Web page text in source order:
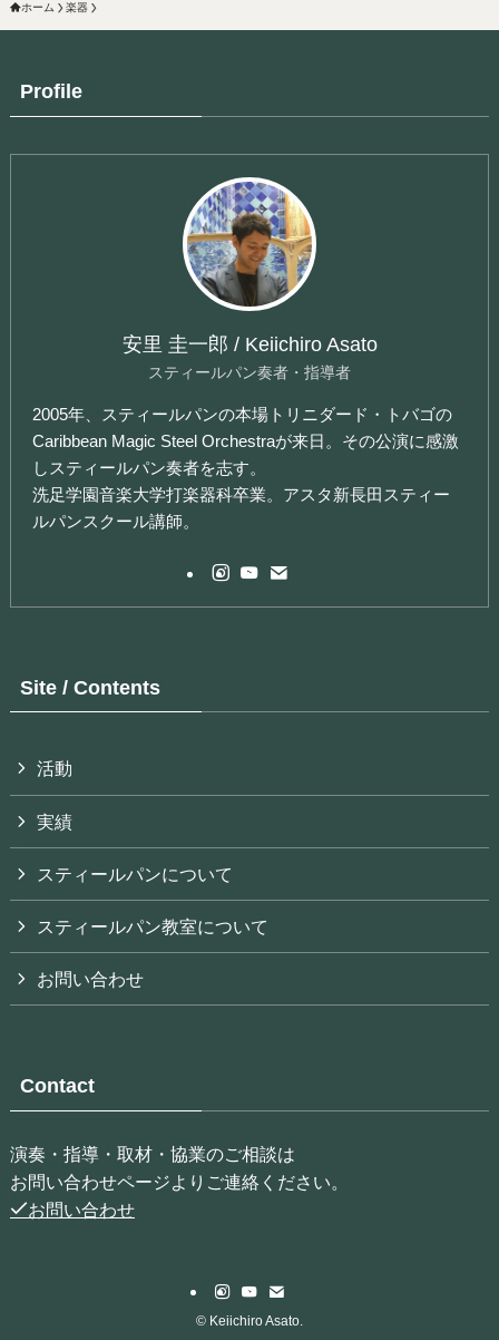
ホーム 楽器
Profile
安里 圭一郎 / Keiichiro Asato
スティールパン奏者・指導者
2005年、スティールパンの本場トリニダード・トバゴの
Caribbean Magic Steel Orchestraが来日。その公演に感激
しスティールパン奏者を志す。
洗足学園音楽大学打楽器科卒業。アスタ新長田スティー
ルパンスクール講師。
Site / Contents
活動
実績
スティールパンについて
スティールパン教室について
お問い合わせ
Contact
演奏・指導・取材・協業のご相談は
お問い合わせページよりご連絡ください。
お問い合わせ
© Keiichiro Asato.